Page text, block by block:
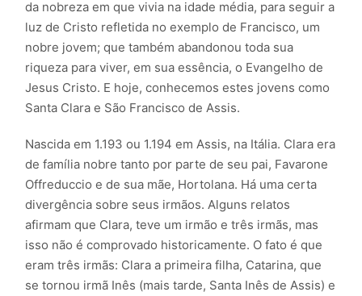
da nobreza em que vivia na idade média, para seguir a
luz de Cristo refletida no exemplo de Francisco, um
nobre jovem; que também abandonou toda sua
riqueza para viver, em sua essência, o Evangelho de
Jesus Cristo. E hoje, conhecemos estes jovens como
Santa Clara e São Francisco de Assis.
Nascida em 1.193 ou 1.194 em Assis, na Itália. Clara era
de família nobre tanto por parte de seu pai, Favarone
Offreduccio e de sua mãe, Hortolana. Há uma certa
divergência sobre seus irmãos. Alguns relatos
afirmam que Clara, teve um irmão e três irmãs, mas
isso não é comprovado historicamente. O fato é que
eram três irmãs: Clara a primeira filha, Catarina, que
se tornou irmã Inês (mais tarde, Santa Inês de Assis) e